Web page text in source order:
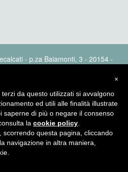
- p.za Baiamonti, 3 - 20154 -
×
da questo utilizzati si avvalgono
ed utili alle finalità illustrate
saperne di più o negare il consenso
la cookie policy
scorrendo questa pagina, cliccando
navigazione in altra maniera,